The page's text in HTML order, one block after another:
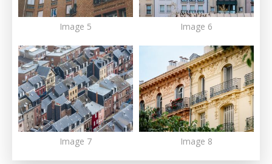
Image 5 Image 6
Image 7 Image 8